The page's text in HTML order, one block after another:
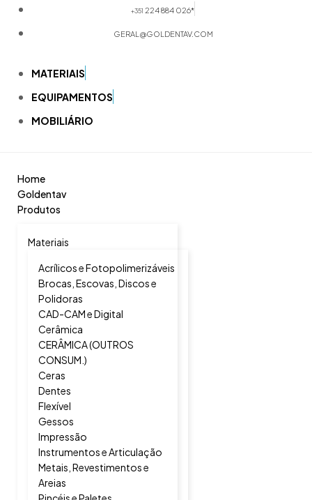
+351 224 884 026*
GERAL@GOLDENTAV.COM
MATERIAIS
EQUIPAMENTOS
MOBILIÁRIO
Home
Goldentav
Produtos
Materiais
Acrílicos e Fotopolimerizáveis
Brocas, Escovas, Discos e
Polidoras
CAD-CAM e Digital
Cerâmica
CERÂMICA (OUTROS
CONSUM.)
Ceras
Dentes
Flexível
Gessos
Impressão
Instrumentos e Articulação
Metais, Revestimentos e
Areias